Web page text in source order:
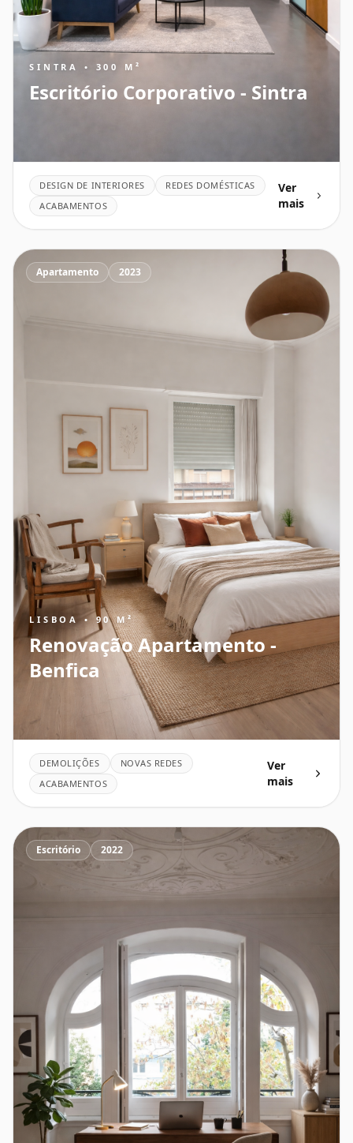
SINTRA • 300 M²
Escritório Corporativo - Sintra
DESIGN DE INTERIORES
REDES DOMÉSTICAS
ACABAMENTOS
Ver
mais
Apartamento 2023
LISBOA • 90 M²
Renovação Apartamento -
Benfica
DEMOLIÇÕES
NOVAS REDES
ACABAMENTOS
Ver
mais
Escritório 2022